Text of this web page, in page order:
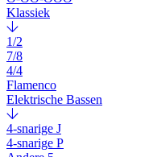
Klassiek
1/2
7/8
4/4
Flamenco
Elektrische Bassen
4-snarige J
4-snarige P